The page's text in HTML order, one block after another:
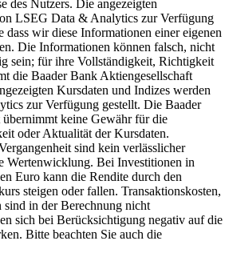
des Nutzers. Die angezeigten
LSEG Data & Analytics zur Verfügung
dass wir diese Informationen einer eigenen
Die Informationen können falsch, nicht
sein; für ihre Vollständigkeit, Richtigkeit
die Baader Bank Aktiengesellschaft
Kursdaten und Indizes werden
zur Verfügung gestellt. Die Baader
keine Gewähr für die
oder Aktualität der Kursdaten.
sind kein verlässlicher
Wertenwicklung. Bei Investitionen in
Euro kann die Rendite durch den
steigen oder fallen. Transaktionskosten,
sind in der Berechnung nicht
sich bei Berücksichtigung negativ auf die
Bitte beachten Sie auch die